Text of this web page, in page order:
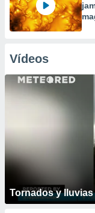
Vídeos
Tornados y